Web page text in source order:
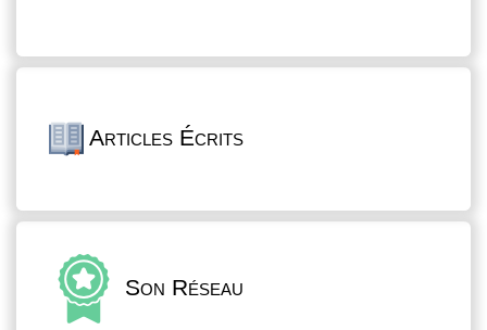
Articles Écrits
Son Réseau